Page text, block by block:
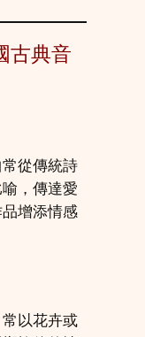
古典音
從傳統詩
，傳達愛
增添情感
以花卉或